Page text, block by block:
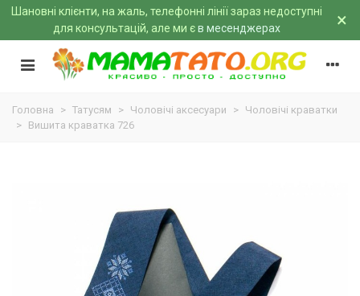
Шановні клієнти, на жаль, телефонні лінії зараз недоступні
для консультацій, але ми єв месенджерах ×
Головна > Татусям > Чоловічі аксесуари > Чоловічі краватки
> Вишита краватка 726